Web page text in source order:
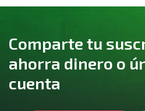
Comparte tu
ahorra dinero o
cuenta